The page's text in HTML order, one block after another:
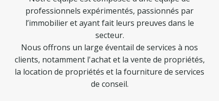
professionnels expérimentés, passionnés par
l’immobilier et ayant fait leurs preuves dans le
secteur.
Nous offrons un large éventail de services à nos
clients, notamment l'achat et la vente de propriétés,
la location de propriétés et la fourniture de services
de conseil.